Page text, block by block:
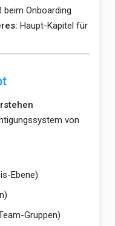
beim Onboarding
Haupt-Kapitel für
von
Ebene)
Gruppen)